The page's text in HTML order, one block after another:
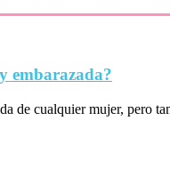
embarazada?
de cualquier mujer, pero